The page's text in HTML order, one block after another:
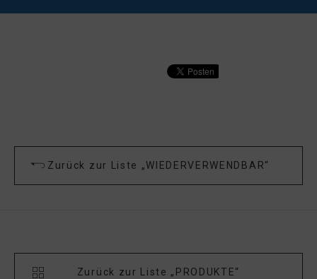
Zurück zur Liste „WIEDERVERWENDBAR“
Zurück zur Liste „PRODUKTE“